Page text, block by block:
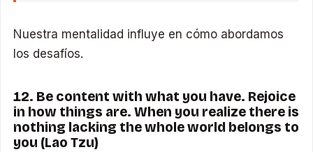
Nuestra mentalidad influye en cómo abordamos
los desafíos.
12. Be content with what you have. Rejoice
in how things are. When you realize there is
nothing lacking the whole world belongs to
you (Lao Tzu)